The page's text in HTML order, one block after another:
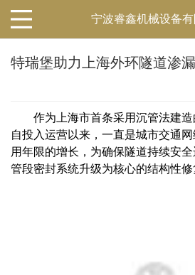
宁波睿鑫机械设备有
特瑞堡助力上海外环隧道渗
作为上海市首条采用沉管法建
自投入运营以来，一直是城市交通
用年限的增长，为确保隧道持续安
管段密封系统升级为核心的结构性修